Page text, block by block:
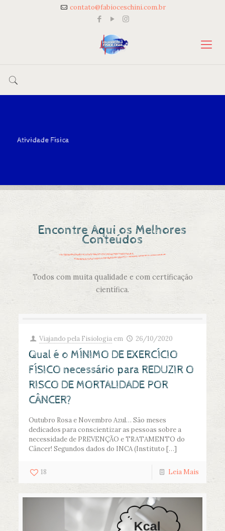
contato@fabioceschini.com.br
Atividade Física
Encontre Aqui os Melhores
Conteúdos
Todos com muita qualidade e com certificação
científica.
Viajando pela Fisiologia em 26/10/2020
Qual é o MÍNIMO DE EXERCÍCIO
FÍSICO necessário para REDUZIR O
RISCO DE MORTALIDADE POR
CÂNCER?
Outubro Rosa e Novembro Azul… São meses
dedicados para conscientizar as pessoas sobre a
necessidade de PREVENÇÃO e TRATAMENTO do
Câncer! Segundos dados do INCA (Instituto […]
18 Leia Mais